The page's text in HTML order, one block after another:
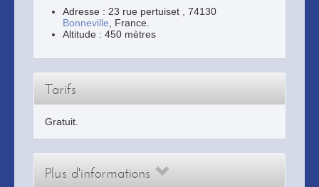
Adresse : 23 rue pertuiset
74130
Bonneville , France.
Altitude : 450 mètres
Tarifs
Gratuit.
Plus d'informations